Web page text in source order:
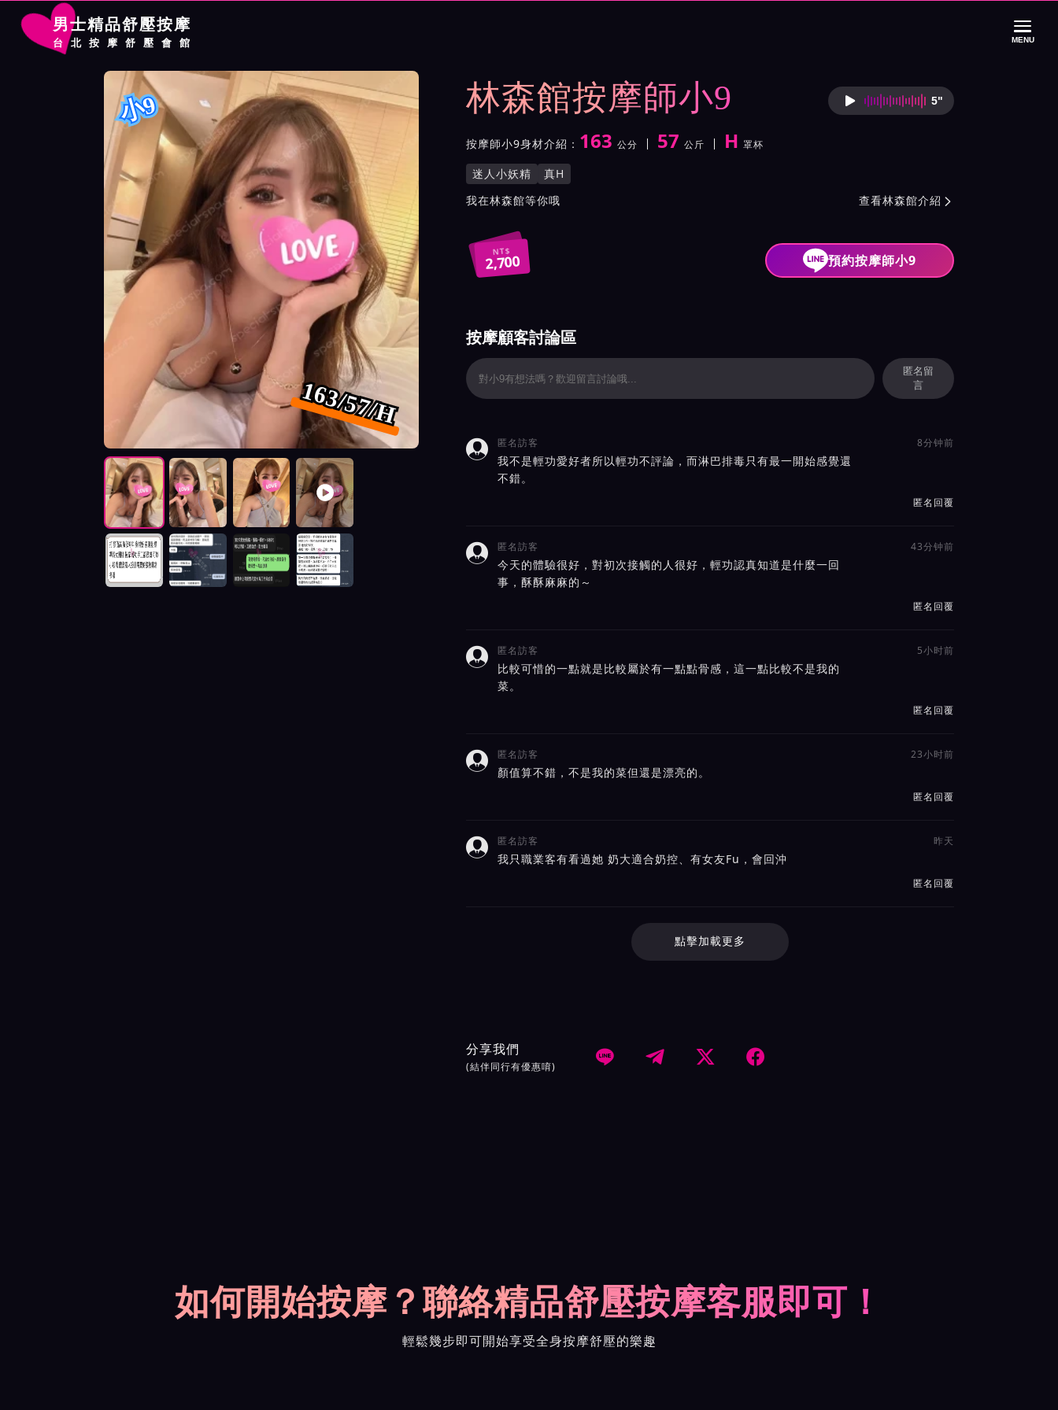
男士精品舒壓按摩
台北按摩舒壓會館 MENU
林森館按摩師小9詳細介紹
林森館按摩師小9 按摩師小9語音介
5"
按摩師小9身材介紹： 身高
163 公分
體重 57 公斤
罩杯 H 罩杯
按摩師小9服務風格與特色
迷人小妖精 真H
按摩師小9所屬按摩會館介紹與班表
我在林森館等你哦 查看林森館介紹 
NT$
2,700 預約按摩師小9
林森館按摩師小9照片展示與影片介紹及客戶評價截屏
小9
163/57/H
按摩師小9照片展示與影片介紹及客戶評價截屏展示
按摩顧客討論區
匿名留
言
 匿名訪客 8分钟前
我不是輕功愛好者所以輕功不評論，而淋巴排毒只有最一開始感覺還
不錯。
匿名回覆
 匿名訪客 43分钟前
今天的體驗很好，對初次接觸的人很好，輕功認真知道是什麼一回
事，酥酥麻麻的～
匿名回覆
 匿名訪客 5小时前
比較可惜的一點就是比較屬於有一點點骨感，這一點比較不是我的
菜。
匿名回覆
 匿名訪客 23小时前
顏值算不錯，不是我的菜但還是漂亮的。
匿名回覆
 匿名訪客 昨天
我只職業客有看過她 奶大適合奶控、有女友Fu，會回沖
匿名回覆
點擊加載更多
分享我們
(結伴同行有優惠唷)
   
如何開始按摩？聯絡精品舒壓按摩客服即可！
輕鬆幾步即可開始享受全身按摩舒壓的樂趣